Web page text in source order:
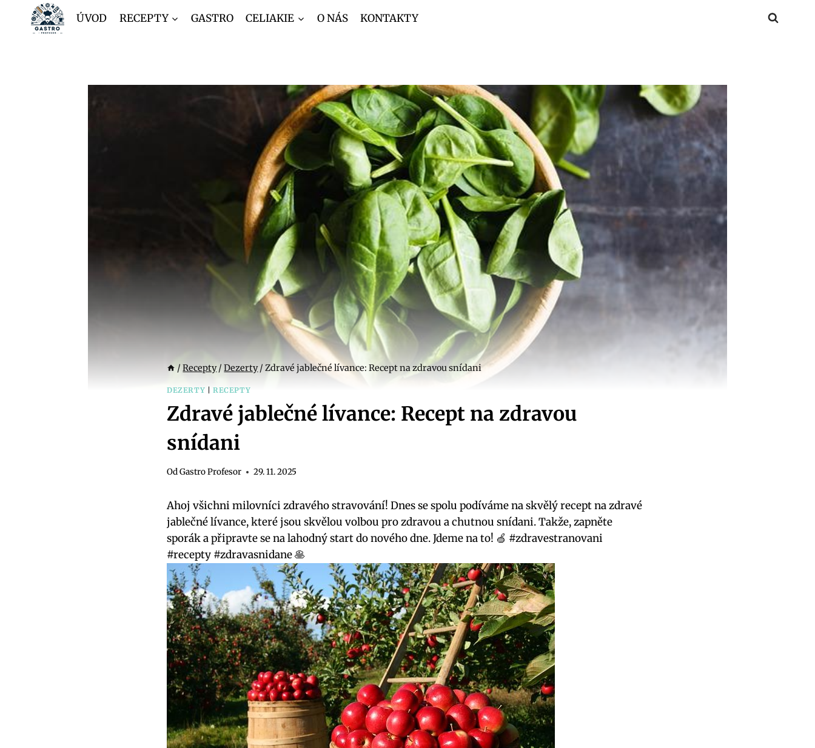
Přeskočit
ÚVOD RECEPTY GASTRO CELIAKIE O NÁS KONTAKTY
/ Recepty/ Dezerty/ Zdravé jablečné lívance: Recept na zdravou snídani
DEZERTY | RECEPTY
Zdravé jablečné lívance: Recept na zdravou
snídani
OdGastro Profesor 29. 11. 2025
Ahoj všichni milovníci zdravého stravování! Dnes se spolu podíváme na skvělý recept na zdravé
jablečné lívance, které jsou skvělou volbou pro zdravou a chutnou snídani. Takže, zapněte
sporák a připravte se na lahodný start do nového dne. Jdeme na to! 🍏 #zdravestranovani
#recepty #zdravasnidane 🥞